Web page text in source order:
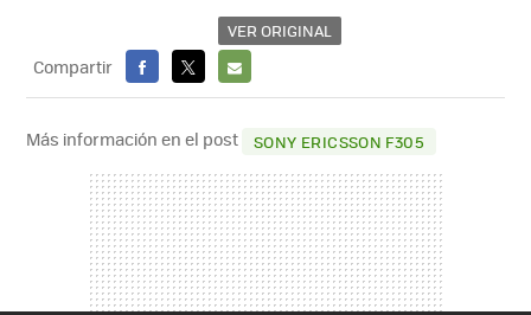
VER ORIGINAL
Compartir
FACEBOOK
X
E-
MAIL
Más información en el post SONY ERICSSON F305